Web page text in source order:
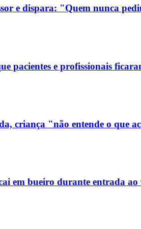
e dispara: "Quem nunca
pacientes e profissionais
criança "não entende o que
em bueiro durante entrada ao